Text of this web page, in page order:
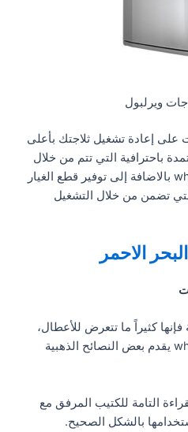
ويرلبول
على إعادة تشغيل ثلاجتك بأعلى
باحترافية التي تتم من خلال
مهندسي الصيانة بمركز whirlpool بالاضافة إلى توفير قطع الغيار
تضمن من خلال التشغيل
الاحمر
فإنها كثيراً ما تتعرض للأعطال،
لذلك فإن توكيل ثلاجات whirlpool يقدم بعض النصائح الذهبية
التامة للكتيب المرفق مع
بالشكل الصحيح.